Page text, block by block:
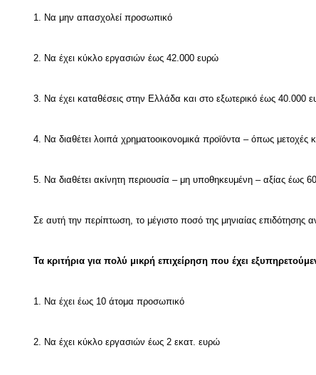
1. Να μην απασχολεί προσωπικό
2. Να έχει κύκλο εργασιών έως 42.000 ευρώ
3. Να έχει καταθέσεις στην Ελλάδα και στο εξωτερικό έως 40.000
4. Να διαθέτει λοιπά χρηματοοικονομικά προϊόντα – όπως
5. Να διαθέτει ακίνητη περιουσία – μη υποθηκευμένη – αξίας έως
Σε αυτή την περίπτωση, το μέγιστο ποσό της μηνιαίας επιδότησης
Τα κριτήρια για πολύ μικρή επιχείρηση που έχει
1. Να έχει έως 10 άτομα προσωπικό
2. Να έχει κύκλο εργασιών έως 2 εκατ. ευρώ